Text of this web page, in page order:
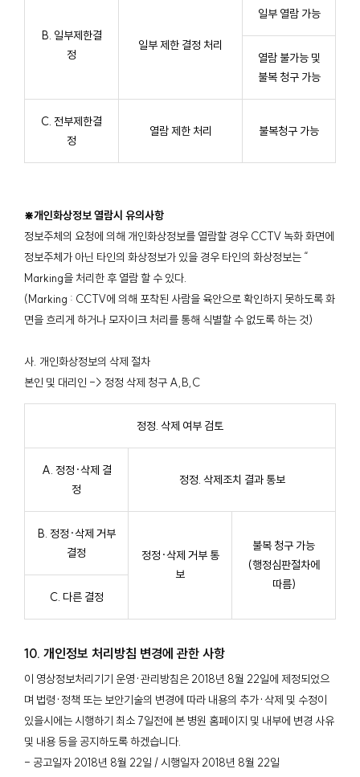
B. 일부제한결
정
일부 제한 결정 처리
일부 열람 가능
열람 불가능 및
불복 청구 가능
C. 전부제한결
정
열람 제한 처리 불복청구 가능
⋇개인화상정보 열람시 유의사항
정보주체의 요청에 의해 개인화상정보를 열람할 경우 CCTV 녹화 화면에
정보주체가 아닌 타인의 화상정보가 있을 경우 타인의 화상정보는 “
Marking을 처리한 후 열람 할 수 있다.
(Marking : CCTV에 의해 포착된 사람을 육안으로 확인하지 못하도록 화
면을 흐리게 하거나 모자이크 처리를 통해 식별할 수 없도록 하는 것)
사. 개인화상정보의 삭제 절차
본인 및 대리인 -> 정정 삭제 청구 A,B,C
정정. 삭제 여부 검토
A. 정정·삭제 결
정
정정. 삭제조치 결과 통보
B. 정정·삭제 거부
결정
정정·삭제 거부 통
보
불복 청구 가능
(행정심판절차에
따름)
C. 다른 결정
10. 개인정보 처리방침 변경에 관한 사항
이 영상정보처리기기 운영·관리방침은 2018년 8월 22일에 제정되었으
며 법령·정책 또는 보안기술의 변경에 따라 내용의 추가·삭제 및 수정이
있을시에는 시행하기 최소 7일전에 본 병원 홈페이지 및 내부에 변경 사유
및 내용 등을 공지하도록 하겠습니다.
- 공고일자 2018년 8월 22일 / 시행일자 2018년 8월 22일